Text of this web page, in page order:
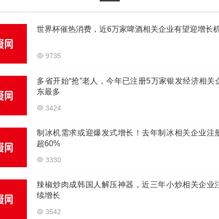
世界杯催热消费，近6万家啤酒相关企业有望迎增长
9735
多省开始“抢”老人，今年已注册5万家银发经济相关
东最多
3424
制冰机需求或迎爆发式增长！去年制冰相关企业注
超60%
3330
辣椒炒肉成韩国人解压神器，近三年小炒相关企业
续增长
3542